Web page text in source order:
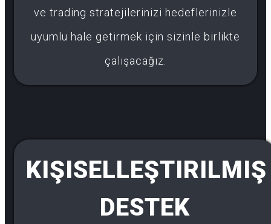
ve trading stratejilerinizi hedeflerinizle
uyumlu hale getirmek için sizinle birlikte
çalışacağız.
KIŞISELLEŞTIRILMIŞ
DESTEK